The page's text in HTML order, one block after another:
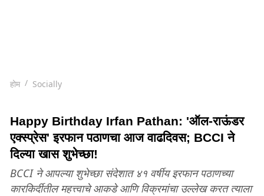
होम Socially
Happy Birthday Irfan Pathan: 'ऑल-राऊंडर
एक्स्प्रेस' इरफान पठाणचा आज वाढदिवस; BCCI ने
दिल्या खास शुभेच्छा!
BCCI ने आपल्या शुभेच्छा संदेशात ४१ वर्षीय इरफान पठाणच्या
कारकिर्दीतील महत्त्वाचे आकडे आणि विक्रमांचा उल्लेख करत त्याला